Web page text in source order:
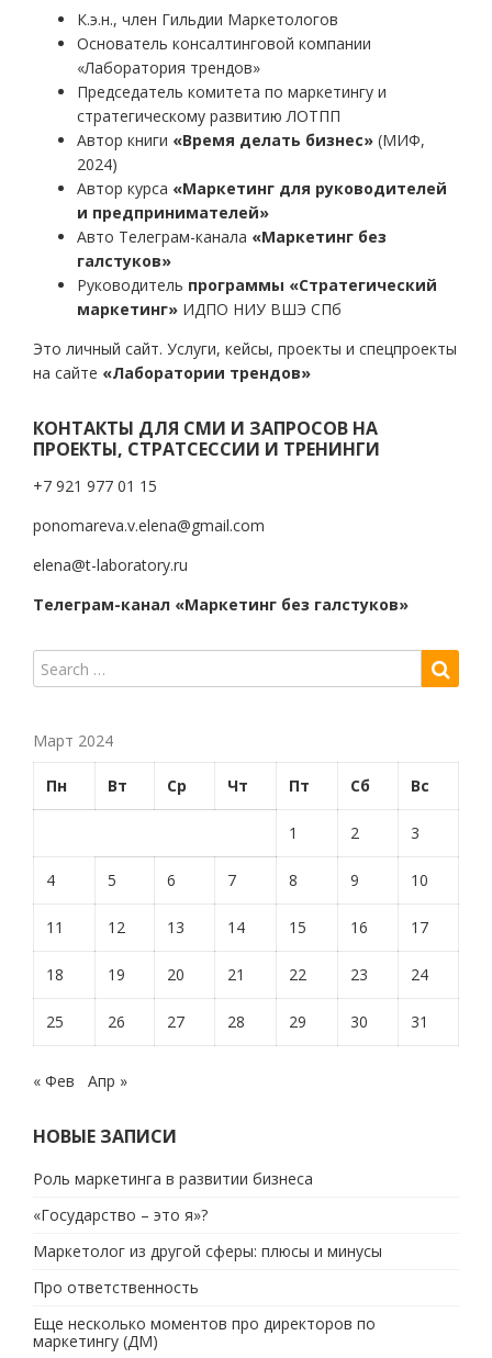
К.э.н., член Гильдии Маркетологов
Основатель консалтинговой компании
«Лаборатория трендов»
Председатель комитета по маркетингу и
стратегическому развитию ЛОТПП
Автор книги «Время делать бизнес» (МИФ,
2024)
Автор курса «Маркетинг для руководителей
и предпринимателей»
Авто Телеграм-канала «Маркетинг без
галстуков»
Руководитель программы «Стратегический
маркетинг» ИДПО НИУ ВШЭ СПб
Это личный сайт. Услуги, кейсы, проекты и спецпроекты
на сайте «Лаборатории трендов»
КОНТАКТЫ ДЛЯ СМИ И ЗАПРОСОВ НА
ПРОЕКТЫ, СТРАТСЕССИИ И ТРЕНИНГИ
+7 921 977 01 15
ponomareva.v.elena@gmail.com
elena@t-laboratory.ru
Телеграм-канал «Маркетинг без галстуков»
Март 2024
Пн Вт Ср Чт Пт Сб Вс
1 2 3
4 5 6 7 8 9 10
11 12 13 14 15 16 17
18 19 20 21 22 23 24
25 26 27 28 29 30 31
« Фев Апр »
НОВЫЕ ЗАПИСИ
Роль маркетинга в развитии бизнеса
«Государство – это я»?
Маркетолог из другой сферы: плюсы и минусы
Про ответственность
Еще несколько моментов про директоров по
маркетингу (ДМ)